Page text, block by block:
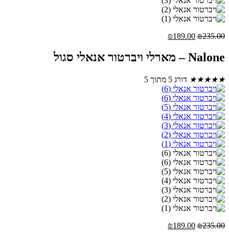
₪235.00
המחיר
היה:
₪235.00.
₪189.00
הוא:
₪189.00.
Nalone – מארלי ויברטור אנאלי סגול
★
★
★
★
★ דורג 5 מתוך 5
₪235.00
המחיר ₪189.00